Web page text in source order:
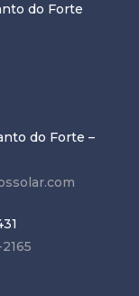
do Forte
do Forte –